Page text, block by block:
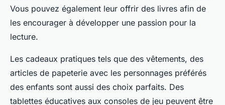
Vous pouvez également leur offrir des livres afin de
les encourager à développer une passion pour la
lecture.
Les cadeaux pratiques tels que des vêtements, des
articles de papeterie avec les personnages préférés
des enfants sont aussi des choix parfaits. Des
tablettes éducatives aux consoles de jeu peuvent être